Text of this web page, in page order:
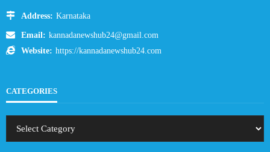
Address: Karnataka
Email: kannadanewshub24@gmail.com
Website: https://kannadanewshub24.com
CATEGORIES